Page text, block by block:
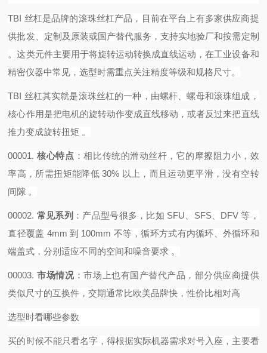
TBI 丝杠是品牌的滚珠丝杠产品，目前在平台上有多家供应商提
供批发、定制及原装或国产替代服务，支持实地验厂和按需定制
。这类元件主要用于将旋转运动转换成直线运动，在工业设备和
精密仪器中常见，选型时需重点关注精度等级和规格尺寸。
TBI 丝杠其实就是滚珠丝杠的一种，由螺杆、螺母和滚珠组成，
核心作用是把电机的旋转动作变成直线移动，或者反过来把直线
推力变成旋转扭矩 。‌‌‌
00001. 核心特点 ‌：相比传统的滑动丝杆，它的摩擦阻力小，效
率高，所需扭矩能降低 30% 以上，而且运动更平滑，没有空转
间隙 。
00002. 常见系列 ‌：产品型号很多，比如 SFU、SFS、DFV 等，
直径覆盖 4mm 到 100mm 不等，循环方式有内循环、外循环和
端盖式，分别适应不同的空间和噪音要求 。
00003. 市场情况 ‌：市场上也有国产替代产品，部分供应商提供
类似尺寸的互换件，交期通常比欧美品牌快，性价比相对高
选型时看哪些参数
买的时候不能只看名字，得根据实际机器需求对号入座，主要看